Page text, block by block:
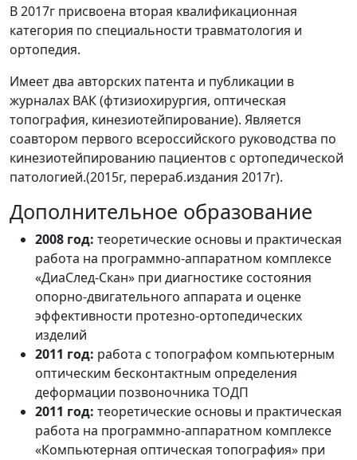
В 2017г присвоена вторая квалификационная
категория по специальности травматология и
ортопедия.
Имеет два авторских патента и публикации в
журналах ВАК (фтизиохирургия, оптическая
топография, кинезиотейпирование). Является
соавтором первого всероссийского руководства по
кинезиотейпированию пациентов с ортопедической
патологией.(2015г, перераб.издания 2017г).
Дополнительное образование
2008 год: теоретические основы и практическая
работа на программно-аппаратном комплексе
«ДиаСлед-Скан» при диагностике состояния
опорно-двигательного аппарата и оценке
эффективности протезно-ортопедических
изделий
2011 год: работа с топографом компьютерным
оптическим бесконтактным определения
деформации позвоночника ТОДП
2011 год: теоретические основы и практическая
работа на программно-аппаратном комплексе
«Компьютерная оптическая топография» при